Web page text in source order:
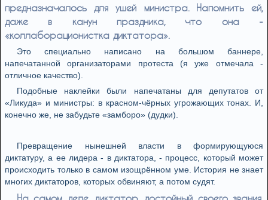
предназначалось для ушей министра. Напомнить ей,
даже в канун праздника, что она -
«коллаборационистка диктатора».
Это специально написано на большом баннере,
напечатанной организаторами протеста (я уже отмечала -
отличное качество).
Подобные наклейки были напечатаны для депутатов от
«Ликуда» и министры: в красном-чёрных угрожающих тонах. И,
конечно же, не забудьте «замборо» (дудки).
Превращение нынешней власти в формирующуюся
диктатуру, а ее лидера - в диктатора, - процесс, который может
происходить только в самом изощрённом уме. История не знает
многих диктаторов, которых обвиняют, а потом судят.